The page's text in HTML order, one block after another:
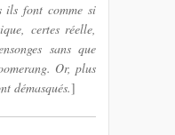
ils font comme si
certes réelle,
sans que
Or, plus
démasqués.]